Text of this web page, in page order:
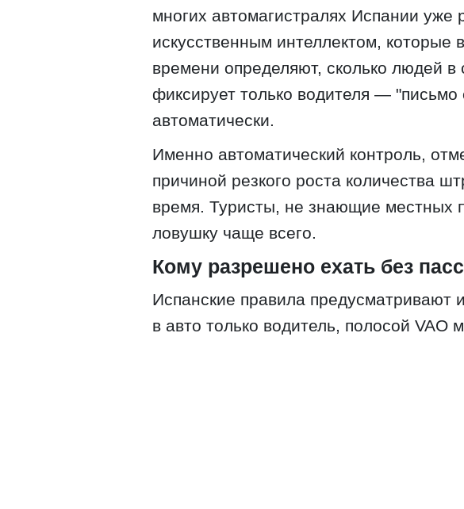
многих автомагистралях Испании уже
искусственным интеллектом, которые
времени определяют, сколько людей в
фиксирует только водителя — "письмо
автоматически.
Именно автоматический контроль,
причиной резкого роста количества
время. Туристы, не знающие местных
ловушку чаще всего.
Кому разрешено ехать без
Испанские правила предусматривают
в авто только водитель, полосой VAO